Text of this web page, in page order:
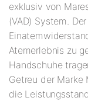
exklusiv von
(VAD) System.
Atemerlebnis zu
Handschuhe
Getreu der Marke
die